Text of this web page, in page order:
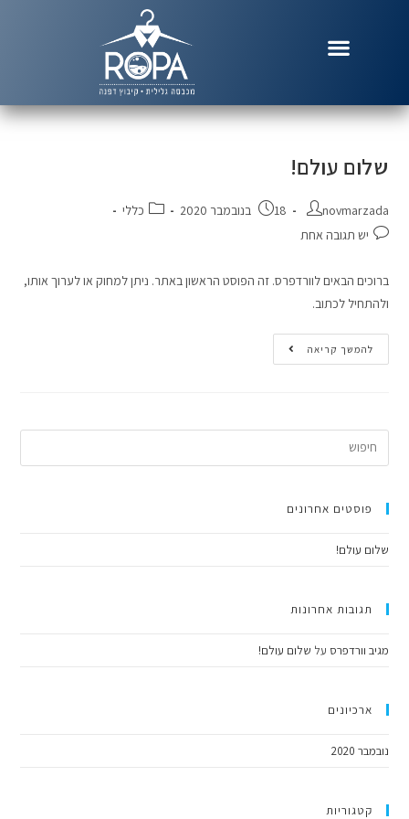
שלום עולם!
novmarzada 18 בנובמבר 2020
כללי
יש תגובה אחת
ברוכים הבאים לוורדפרס. זה הפוסט הראשון באתר. ניתן למחוק או לערוך אותו,
ולהתחיל לכתוב.
להמשך קריאה
פוסטים אחרונים
שלום עולם!
תגובות אחרונות
מגיב וורדפרס על שלום עולם!
ארכיונים
נובמבר 2020
קטגוריות